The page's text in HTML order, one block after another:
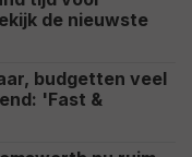
de nieuwste
budgetten veel
'Fast &